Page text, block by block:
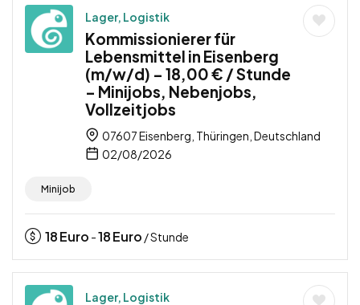
Lager, Logistik
Kommissionierer für
Lebensmittel in Eisenberg
(m/w/d) – 18,00 € / Stunde
– Minijobs, Nebenjobs,
Vollzeitjobs
07607 Eisenberg, Thüringen, Deutschland
02/08/2026
Minijob
18Euro -18Euro / Stunde
Lager, Logistik